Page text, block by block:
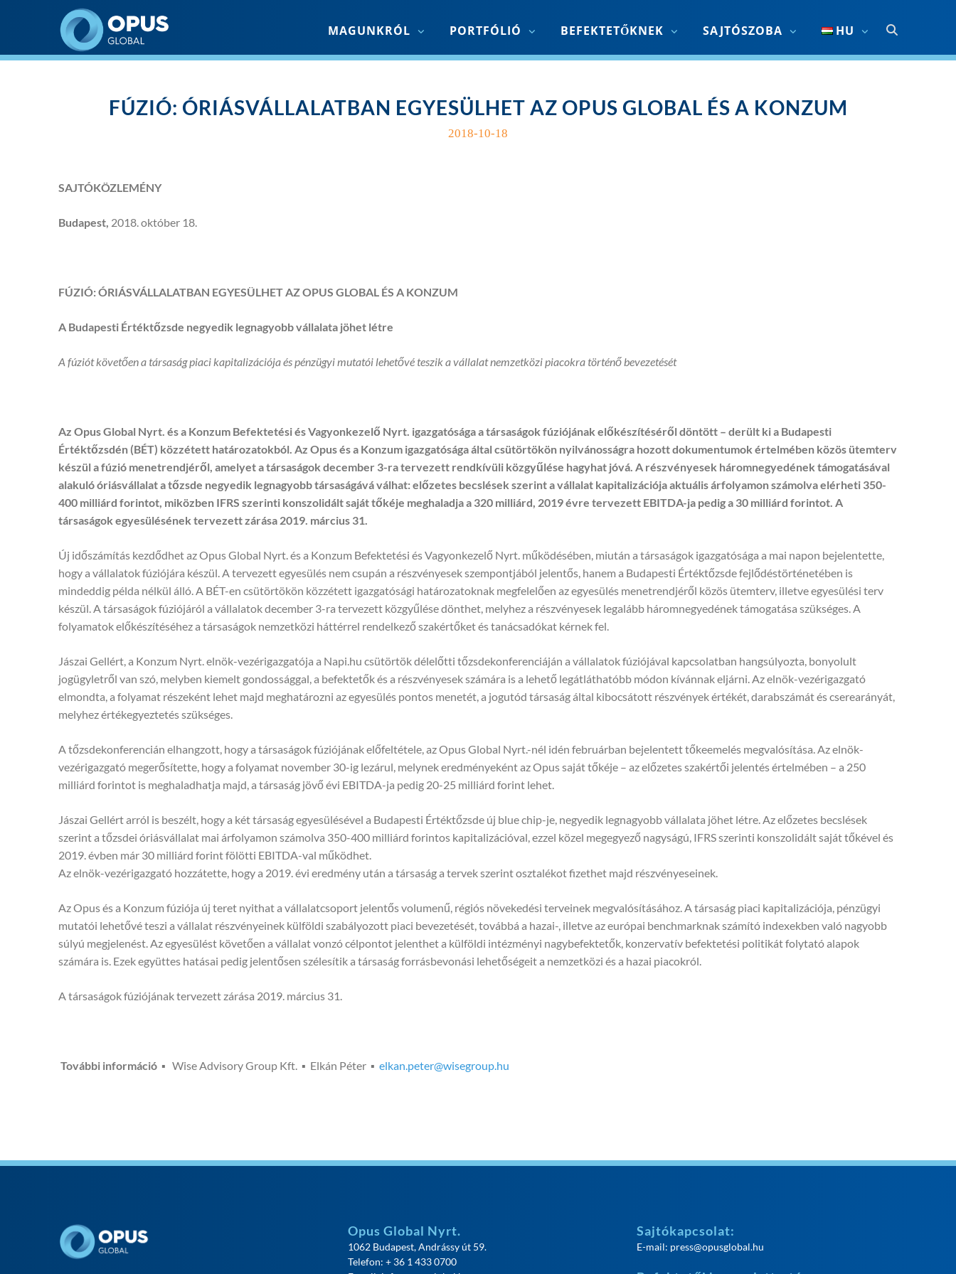
Opus Global Nyrt MAGUNKRÓL PORTFÓLIÓ BEFEKTETŐKNEK SAJTÓSZOBA HU
FÚZIÓ: ÓRIÁSVÁLLALATBAN EGYESÜLHET AZ OPUS GLOBAL ÉS A KONZUM
2018-10-18
SAJTÓKÖZLEMÉNY
Budapest, 2018. október 18.
FÚZIÓ: ÓRIÁSVÁLLALATBAN EGYESÜLHET AZ OPUS GLOBAL ÉS A KONZUM
A Budapesti Értéktőzsde negyedik legnagyobb vállalata jöhet létre
A fúziót követően a társaság piaci kapitalizációja és pénzügyi mutatói lehetővé teszik a vállalat nemzetközi piacokra történő bevezetését
Az Opus Global Nyrt. és a Konzum Befektetési és Vagyonkezelő Nyrt. igazgatósága a társaságok fúziójának előkészítéséről döntött – derült ki a Budapesti
Értéktőzsdén (BÉT) közzétett határozatokból. Az Opus és a Konzum igazgatósága által csütörtökön nyilvánosságra hozott dokumentumok értelmében közös ütemterv
készül a fúzió menetrendjéről, amelyet a társaságok december 3-ra tervezett rendkívüli közgyűlése hagyhat jóvá. A részvényesek háromnegyedének támogatásával
alakuló óriásvállalat a tőzsde negyedik legnagyobb társaságává válhat: előzetes becslések szerint a vállalat kapitalizációja aktuális árfolyamon számolva elérheti 350-
400 milliárd forintot, miközben IFRS szerinti konszolidált saját tőkéje meghaladja a 320 milliárd, 2019 évre tervezett EBITDA-ja pedig a 30 milliárd forintot. A
társaságok egyesülésének tervezett zárása 2019. március 31.
Új időszámítás kezdődhet az Opus Global Nyrt. és a Konzum Befektetési és Vagyonkezelő Nyrt. működésében, miután a társaságok igazgatósága a mai napon bejelentette,
hogy a vállalatok fúziójára készül. A tervezett egyesülés nem csupán a részvényesek szempontjából jelentős, hanem a Budapesti Értéktőzsde fejlődéstörténetében is
mindeddig példa nélkül álló. A BÉT-en csütörtökön közzétett igazgatósági határozatoknak megfelelően az egyesülés menetrendjéről közös ütemterv, illetve egyesülési terv
készül. A társaságok fúziójáról a vállalatok december 3-ra tervezett közgyűlése dönthet, melyhez a részvényesek legalább háromnegyedének támogatása szükséges. A
folyamatok előkészítéséhez a társaságok nemzetközi háttérrel rendelkező szakértőket és tanácsadókat kérnek fel.
Jászai Gellért, a Konzum Nyrt. elnök-vezérigazgatója a Napi.hu csütörtök délelőtti tőzsdekonferenciáján a vállalatok fúziójával kapcsolatban hangsúlyozta, bonyolult
jogügyletről van szó, melyben kiemelt gondossággal, a befektetők és a részvényesek számára is a lehető legátláthatóbb módon kívánnak eljárni. Az elnök-vezérigazgató
elmondta, a folyamat részeként lehet majd meghatározni az egyesülés pontos menetét, a jogutód társaság által kibocsátott részvények értékét, darabszámát és cserearányát,
melyhez értékegyeztetés szükséges.
A tőzsdekonferencián elhangzott, hogy a társaságok fúziójának előfeltétele, az Opus Global Nyrt.-nél idén februárban bejelentett tőkeemelés megvalósítása. Az elnök-
vezérigazgató megerősítette, hogy a folyamat november 30-ig lezárul, melynek eredményeként az Opus saját tőkéje – az előzetes szakértői jelentés értelmében – a 250
milliárd forintot is meghaladhatja majd, a társaság jövő évi EBITDA-ja pedig 20-25 milliárd forint lehet.
Jászai Gellért arról is beszélt, hogy a két társaság egyesülésével a Budapesti Értéktőzsde új blue chip-je, negyedik legnagyobb vállalata jöhet létre. Az előzetes becslések
szerint a tőzsdei óriásvállalat mai árfolyamon számolva 350-400 milliárd forintos kapitalizációval, ezzel közel megegyező nagyságú, IFRS szerinti konszolidált saját tőkével és
2019. évben már 30 milliárd forint fölötti EBITDA-val működhet.
Az elnök-vezérigazgató hozzátette, hogy a 2019. évi eredmény után a társaság a tervek szerint osztalékot fizethet majd részvényeseinek.
Az Opus és a Konzum fúziója új teret nyithat a vállalatcsoport jelentős volumenű, régiós növekedési terveinek megvalósításához. A társaság piaci kapitalizációja, pénzügyi
mutatói lehetővé teszi a vállalat részvényeinek külföldi szabályozott piaci bevezetését, továbbá a hazai-, illetve az európai benchmarknak számító indexekben való nagyobb
súlyú megjelenést. Az egyesülést követően a vállalat vonzó célpontot jelenthet a külföldi intézményi nagybefektetők, konzervatív befektetési politikát folytató alapok
számára is. Ezek együttes hatásai pedig jelentősen szélesítik a társaság forrásbevonási lehetőségeit a nemzetközi és a hazai piacokról.
A társaságok fúziójának tervezett zárása 2019. március 31.
További információ ▪ Wise Advisory Group Kft. ▪ Elkán Péter ▪ elkan.peter@wisegroup.hu
Opus Global Nyrt.
1062 Budapest, Andrássy út 59.
Telefon: + 36 1 433 0700
Sajtókapcsolat:
E-mail: press@opusglobal.hu